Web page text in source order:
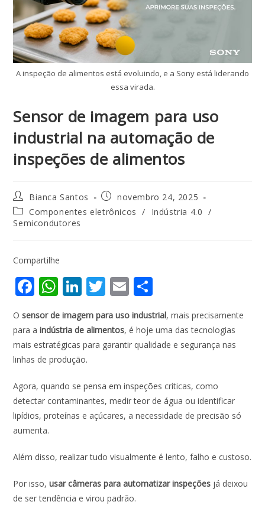
A inspeção de alimentos está evoluindo, e a Sony está liderando
essa virada.
Sensor de imagem para uso
industrial na automação de
inspeções de alimentos
Bianca Santos
novembro 24, 2025
Componentes eletrônicos
/ Indústria 4.0 /
Semicondutores
Compartilhe
F
ac
e
b
o
o
k
W
h
at
s
A
p
p
Li
k
e
dI
n
T
itt
er
E
m
ai
l
h
ar
e
Osensor de imagem para uso industrial, mais precisamente
para aindústria de alimentos, é hoje uma das tecnologias
mais estratégicas para garantir qualidade e segurança nas
linhas de produção.
Agora, quando se pensa em inspeções críticas, como
detectar contaminantes, medir teor de água ou identificar
lipídios, proteínas e açúcares, a necessidade de precisão só
aumenta.
Além disso, realizar tudo visualmente é lento, falho e custoso.
Por isso,usar câmeras para automatizar inspeções já deixou
de ser tendência e virou padrão.